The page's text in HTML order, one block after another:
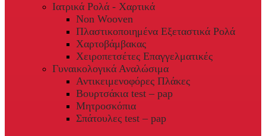
Ιατρικά Ρολά - Χαρτικά
Non Wooven
Πλαστικοποιημένα Εξεταστικά Ρολά
Χαρτοβάμβακας
Χειροπετσέτες Επαγγελματικές
Γυναικολογικά Αναλώσιμα
Αντικειμενοφόρες Πλάκες
Βουρτσάκια test – pap
Μητροσκόπια
Σπάτουλες test – pap